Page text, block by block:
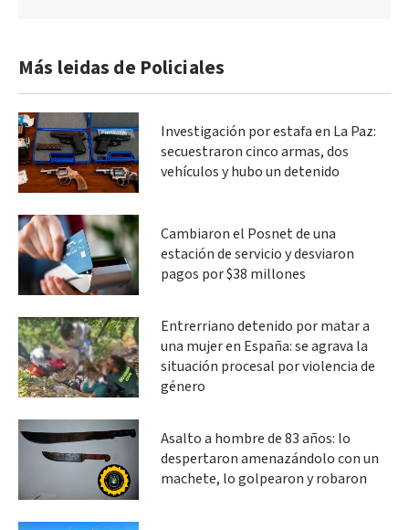
Más leidas de Policiales
Investigación por estafa en La Paz:
secuestraron cinco armas, dos
vehículos y hubo un detenido
Cambiaron el Posnet de una
estación de servicio y desviaron
pagos por $38 millones
Entrerriano detenido por matar a
una mujer en España: se agrava la
situación procesal por violencia de
género
Asalto a hombre de 83 años: lo
despertaron amenazándolo con un
machete, lo golpearon y robaron